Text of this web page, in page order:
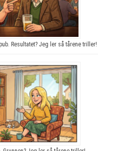
Resultatet? Jeg ler så tårene triller!